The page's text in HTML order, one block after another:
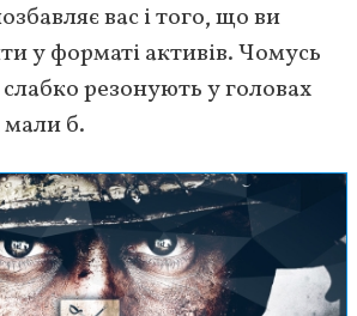
вас і того, що ви
у форматі активів. Чомусь
слабко резонують у головах
б.